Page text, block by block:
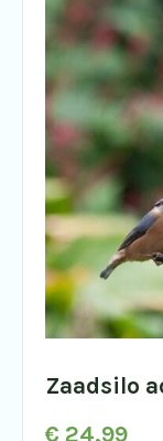
Zaadsilo
€ 24,99